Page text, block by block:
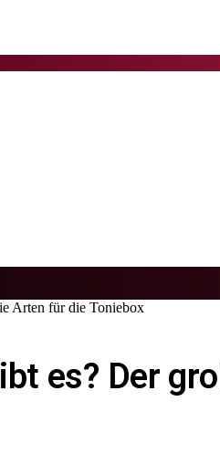
Arten für die Toniebox
es? Der